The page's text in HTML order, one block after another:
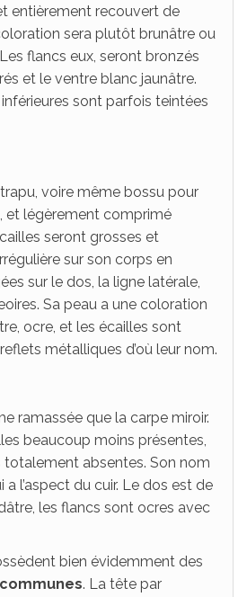
entièrement recouvert de
sera plutôt brunâtre ou
flancs eux, seront bronzés
et le ventre blanc jaunâtre.
sont parfois teintées
voire même bossu pour
et légèrement comprimé
seront grosses et
sur son corps en
sur le dos, la ligne latérale,
Sa peau a une coloration
ocre, et les écailles sont
métalliques d’où leur nom.
ramassée que la carpe miroir.
beaucoup moins présentes,
absentes. Son nom
l’aspect du cuir. Le dos est de
les flancs sont ocres avec
bien évidemment des
. La tête par